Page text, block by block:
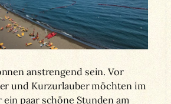
anstrengend sein. Vor
und Kurzurlauber möchten im
paar schöne Stunden am